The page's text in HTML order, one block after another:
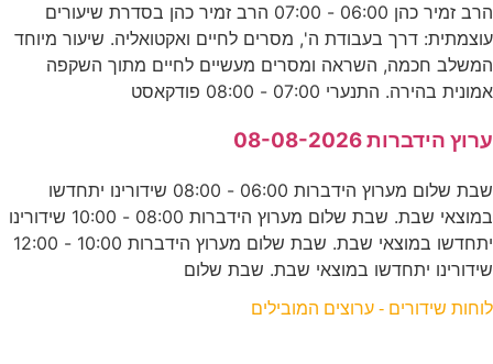
הרב זמיר כהן 06:00 - 07:00 הרב זמיר כהן בסדרת שיעורים
עוצמתית: דרך בעבודת ה', מסרים לחיים ואקטואליה. שיעור מיוחד
המשלב חכמה, השראה ומסרים מעשיים לחיים מתוך השקפה
אמונית בהירה. התנערי 07:00 - 08:00 פודקאסט
ערוץ הידברות 08-08-2026
שבת שלום מערוץ הידברות 06:00 - 08:00 שידורינו יתחדשו
במוצאי שבת. שבת שלום מערוץ הידברות 08:00 - 10:00 שידורינו
יתחדשו במוצאי שבת. שבת שלום מערוץ הידברות 10:00 - 12:00
שידורינו יתחדשו במוצאי שבת. שבת שלום
לוחות שידורים - ערוצים המובילים